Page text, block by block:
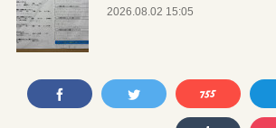
2026.08.02 15:05